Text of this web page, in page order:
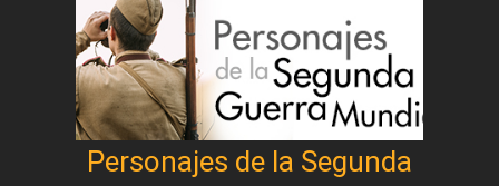
Personajes de la Segunda